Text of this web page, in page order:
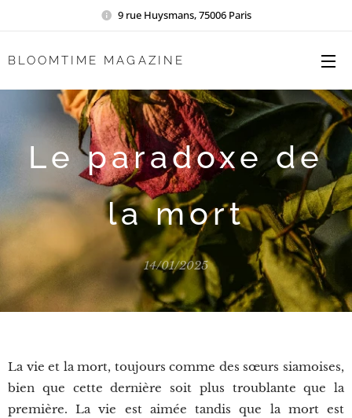
9 rue Huysmans, 75006 Paris
BLOOMTIME MAGAZINE
Le paradoxe de
la mort
14/01/2025
La vie et la mort, toujours comme des sœurs siamoises,
bien que cette dernière soit plus troublante que la
première. La vie est aimée tandis que la mort est